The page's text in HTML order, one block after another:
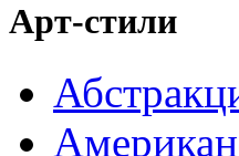
Арт-стили